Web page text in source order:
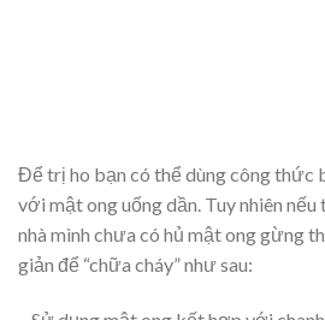
Để trị ho bạn có thể dùng công thức
với mật ong uống dần. Tuy nhiên
nhà mình chưa có hủ mật ong gừng
giản để “chữa cháy” như sau: